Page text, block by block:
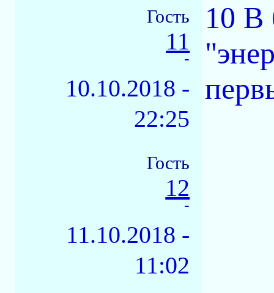
Гость
11
-
10.10.2018 -
22:25
10 В
Гость
12
-
11.10.2018 -
11:02